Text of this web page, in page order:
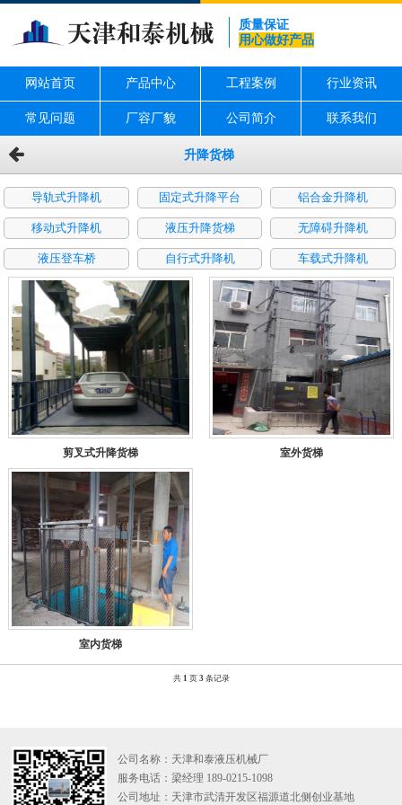
质量保证
用心做好产品
网站首页 产品中心 工程案例 行业资讯
常见问题 厂容厂貌 公司简介 联系我们
升降货梯
导轨式升降机 固定式升降平台 铝合金升降机
移动式升降机 液压升降货梯 无障碍升降机
液压登车桥 自行式升降机 车载式升降机
剪叉式升降货梯 室外货梯
室内货梯
共 1 页 3 条记录
公司名称：天津和泰液压机械厂
服务电话：梁经理 189-0215-1098
公司地址：天津市武清开发区福源道北侧创业基地